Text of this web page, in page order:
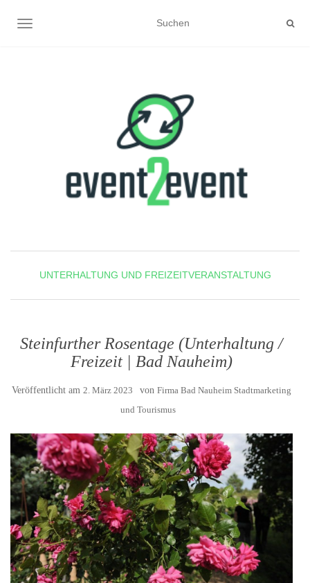
NAVIGATION UMSCHALTEN
UNTERHALTUNG UND FREIZEITVERANSTALTUNG
Steinfurther Rosentage (Unterhaltung /
Freizeit | Bad Nauheim)
Veröffentlicht am 2. März 2023 von Firma Bad Nauheim Stadtmarketing
und Tourismus